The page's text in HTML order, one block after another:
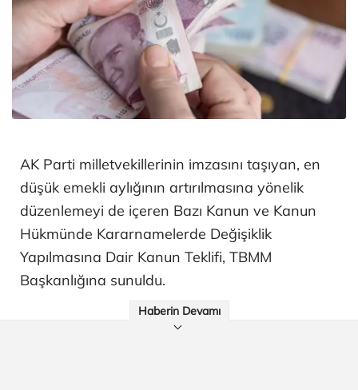
AK Parti milletvekillerinin imzasını taşıyan, en
düşük emekli aylığının artırılmasına yönelik
düzenlemeyi de içeren Bazı Kanun ve Kanun
Hükmünde Kararnamelerde Değişiklik
Yapılmasına Dair Kanun Teklifi, TBMM
Başkanlığına sunuldu.
Haberin Devamı